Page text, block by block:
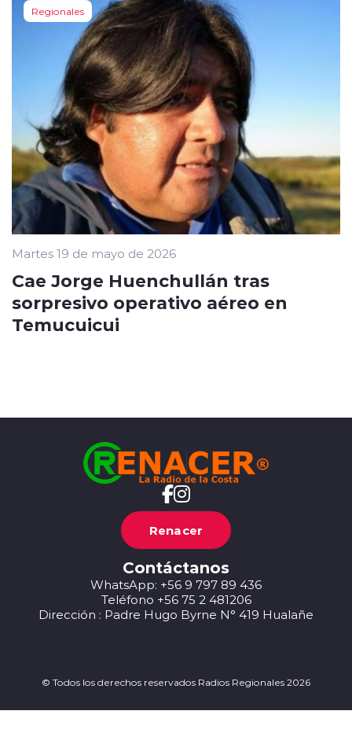
Regionales
Martes 19 de mayo de 2026
Cae Jorge Huenchullán tras
sorpresivo operativo aéreo en
Temucuicui
Renacer
Contáctanos
WhatsApp: +56 9 797 89 436
Teléfono +56 75 2 481206
Dirección : Padre Hugo Byrne N° 419 Hualañe
© Todos los derechos reservados Radios Regionales 2026